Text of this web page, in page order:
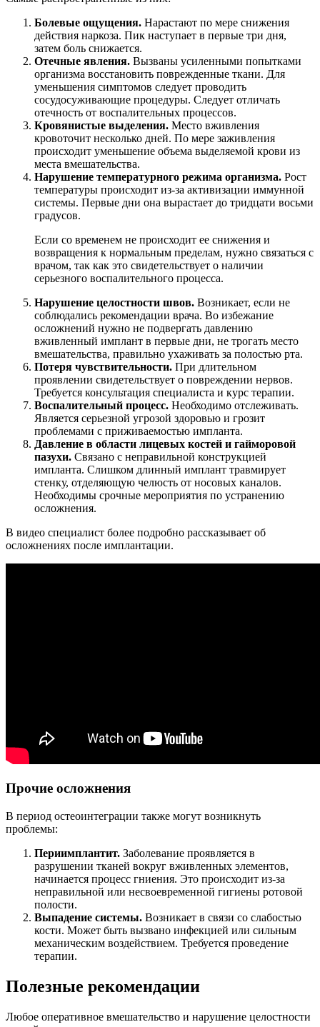
Болевые ощущения. Нарастают по мере снижения
действия наркоза. Пик наступает в первые три дня,
затем боль снижается.
Отечные явления. Вызваны усиленными попытками
организма восстановить поврежденные ткани. Для
уменьшения симптомов следует проводить
сосудосуживающие процедуры. Следует отличать
отечность от воспалительных процессов.
Кровянистые выделения. Место вживления
кровоточит несколько дней. По мере заживления
происходит уменьшение объема выделяемой крови из
места вмешательства.
Нарушение температурного режима организма. Рост
температуры происходит из-за активизации иммунной
системы. Первые дни она вырастает до тридцати восьми
градусов.
Если со временем не происходит ее снижения и
возвращения к нормальным пределам, нужно связаться с
врачом, так как это свидетельствует о наличии
серьезного воспалительного процесса.
Нарушение целостности швов. Возникает, если не
соблюдались рекомендации врача. Во избежание
осложнений нужно не подвергать давлению
вживленный имплант в первые дни, не трогать место
вмешательства, правильно ухаживать за полостью рта.
Потеря чувствительности. При длительном
проявлении свидетельствует о повреждении нервов.
Требуется консультация специалиста и курс терапии.
Воспалительный процесс. Необходимо отслеживать.
Является серьезной угрозой здоровью и грозит
проблемами с приживаемостью импланта.
Давление в области лицевых костей и гайморовой
пазухи. Связано с неправильной конструкцией
импланта. Слишком длинный имплант травмирует
стенку, отделяющую челюсть от носовых каналов.
Необходимы срочные мероприятия по устранению
осложнения.
В видео специалист более подробно рассказывает об
осложнениях после имплантации.
Прочие осложнения
В период остеоинтеграции также могут возникнуть
проблемы:
Периимплантит. Заболевание проявляется в
разрушении тканей вокруг вживленных элементов,
начинается процесс гниения. Это происходит из-за
неправильной или несвоевременной гигиены ротовой
полости.
Выпадение системы. Возникает в связи со слабостью
кости. Может быть вызвано инфекцией или сильным
механическим воздействием. Требуется проведение
терапии.
Полезные рекомендации
Любое оперативное вмешательство и нарушение целостности